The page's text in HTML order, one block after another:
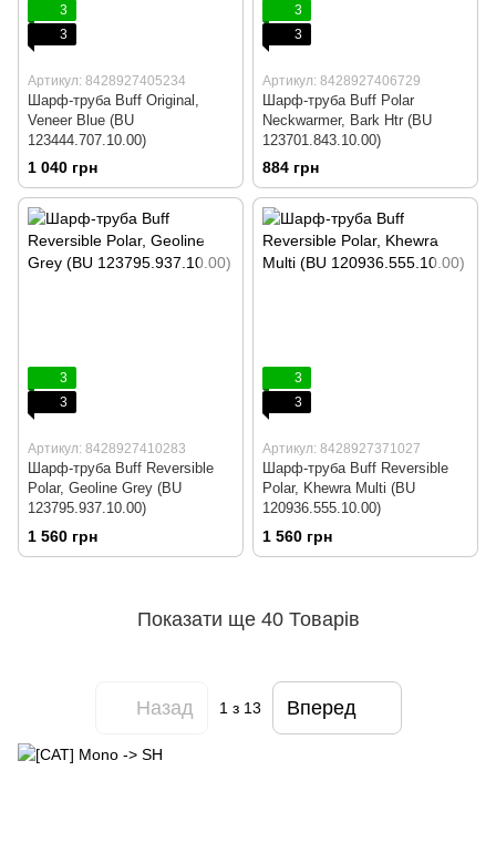
3
3
Артикул: 8428927405234
Шарф-труба Buff Original,
Veneer Blue (BU
123444.707.10.00)
1 040 грн
3
3
Артикул: 8428927406729
Шарф-труба Buff Polar
Neckwarmer, Bark Htr (BU
123701.843.10.00)
884 грн
3
3
Артикул: 8428927410283
Шарф-труба Buff Reversible
Polar, Geoline Grey (BU
123795.937.10.00)
1 560 грн
3
3
Артикул: 8428927371027
Шарф-труба Buff Reversible
Polar, Khewra Multi (BU
120936.555.10.00)
1 560 грн
Показати ще 40 Товарів
Назад 1 з 13 Вперед